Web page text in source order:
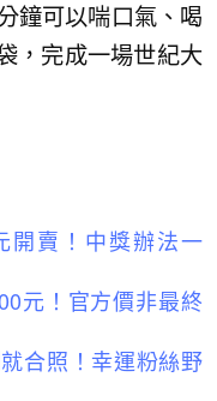
鐘可以喘口氣、喝
，完成一場世紀大
開賣！中獎辦法一
元！官方價非最終
合照！幸運粉絲野